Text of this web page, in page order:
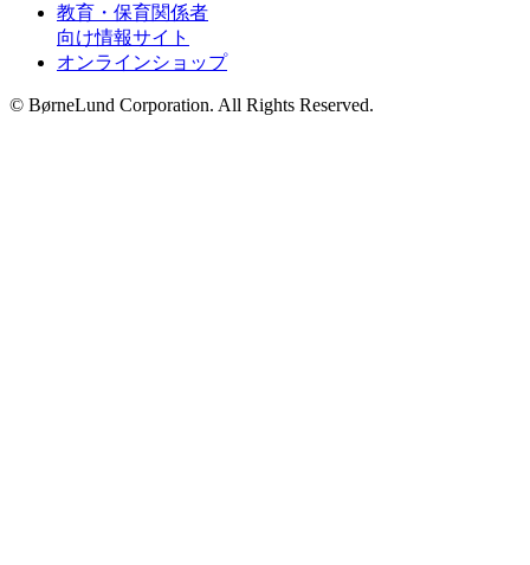
教育・保育関係者
向け情報サイト
オンラインショップ
© BørneLund Corporation. All Rights Reserved.